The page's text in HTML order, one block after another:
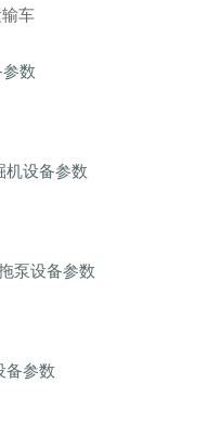
车
数
设备参数
泵设备参数
参数